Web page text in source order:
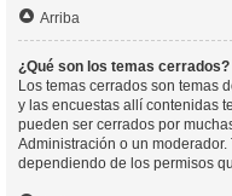
Arriba
¿Qué son los temas cerrados?
Los temas cerrados son temas
y las encuestas allí contenidas
pueden ser cerrados por
Administración o un
dependiendo de los permisos